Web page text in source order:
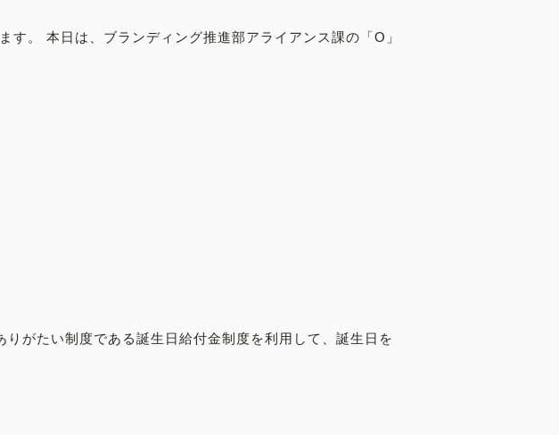
。 本日は、ブランディング推進部アライアンス課の「O」
がたい制度である誕生日給付金制度を利用して、誕生日を